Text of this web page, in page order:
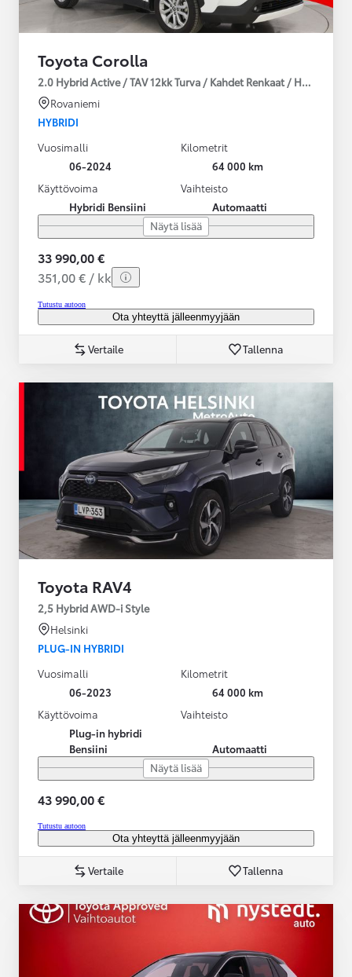
Toyota Corolla
2.0 Hybrid Active / TAV 12kk Turva / Kahdet Renkaat /
Rovaniemi
HYBRIDI
Vuosimalli
06-2024
Kilometrit
64 000 km
Käyttövoima
Hybridi Bensiini
Vaihteisto
Automaatti
Näytä lisää
33 990,00 €
351,00 € / kk
Tutustu autoon
Ota yhteyttä jälleenmyyjään
Vertaile Tallenna
Toyota RAV4
2,5 Hybrid AWD-i Style
Helsinki
PLUG-IN HYBRIDI
Vuosimalli
06-2023
Kilometrit
64 000 km
Käyttövoima
Plug-in hybridi
Bensiini
Vaihteisto
Automaatti
Näytä lisää
43 990,00 €
Tutustu autoon
Ota yhteyttä jälleenmyyjään
Vertaile Tallenna